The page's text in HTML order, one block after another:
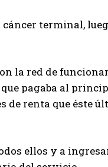
terminal,
la red de
pagaba al
de renta que éste
ellos y a